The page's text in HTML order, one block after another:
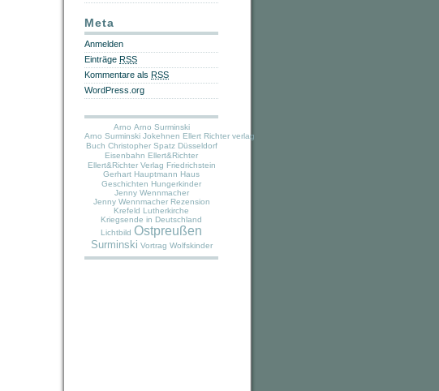
Meta
Anmelden
Einträge RSS
Kommentare als RSS
WordPress.org
Arno Arno Surminski
Arno Surminski Jokehnen Ellert Richter verlag
Buch Christopher Spatz Düsseldorf
Eisenbahn Ellert&Richter
Ellert&Richter Verlag Friedrichstein
Gerhart Hauptmann Haus
Geschichten Hungerkinder
Jenny Wennmacher
Jenny Wennmacher Rezension
Krefeld Lutherkirche
Kriegsende in Deutschland
Lichtbild Ostpreußen
Surminski Vortrag Wolfskinder